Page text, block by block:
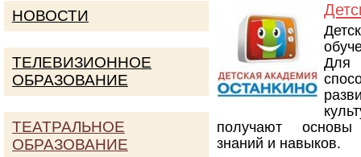
Для
получают основы
знаний и навыков.
НОВОСТИ
ТЕЛЕВИЗИОННОЕ
ОБРАЗОВАНИЕ
ТЕАТРАЛЬНОЕ
ОБРАЗОВАНИЕ